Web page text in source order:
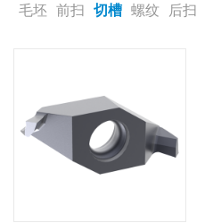
毛坯 前扫 切槽 螺纹 后扫